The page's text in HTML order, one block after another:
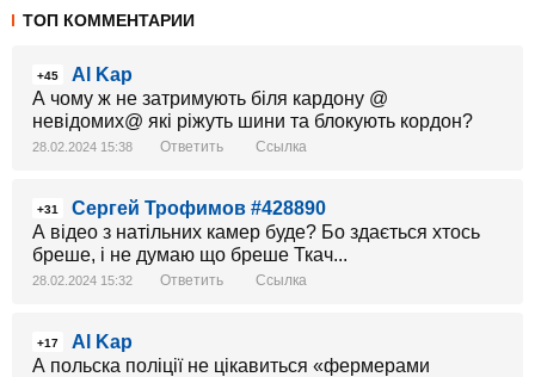
ТОП КОММЕНТАРИИ
+45
Al Kap
А чому ж не затримують біля кардону @
невідомих@ які ріжуть шини та блокують кордон?
28.02.2024 15:38 Ответить Ссылка
+31
Сергей Трофимов #428890
А відео з натільних камер буде? Бо здається хтось
бреше, і не думаю що бреше Ткач...
28.02.2024 15:32 Ответить Ссылка
+17
Al Kap
А польска поліції не цікавиться «фермерами